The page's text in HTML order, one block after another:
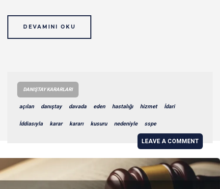
DEVAMINI OKU
DANIŞTAY KARARLARI
açılan danıştay davada eden hastalığı hizmet İdari
İddiasıyla karar kararı kusuru nedeniyle sspe
LEAVE A COMMENT